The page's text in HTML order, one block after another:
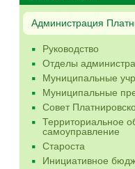
Администрация
Руководство
Отделы
Муниципальные
Муниципальные
Совет
Территориальное
самоуправление
Староста
Инициативное